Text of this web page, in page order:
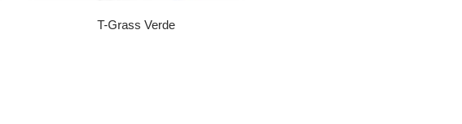
T-Grass Verde